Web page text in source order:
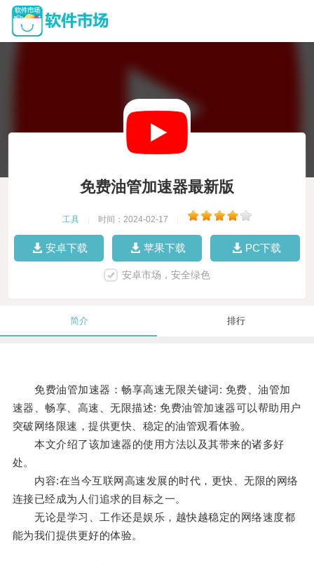
免费油管加速器最新版
工具 时间：2024-02-17
安卓下载 苹果下载 PC下载
安卓市场，安全绿色
简介 排行
免费油管加速器：畅享高速无限关键词: 免费、油管加
速器、畅享、高速、无限描述: 免费油管加速器可以帮助用户
突破网络限速，提供更快、稳定的油管观看体验。
本文介绍了该加速器的使用方法以及其带来的诸多好
处。
内容:在当今互联网高速发展的时代，更快、无限的网络
连接已经成为人们追求的目标之一。
无论是学习、工作还是娱乐，越快越稳定的网络速度都
能为我们提供更好的体验。